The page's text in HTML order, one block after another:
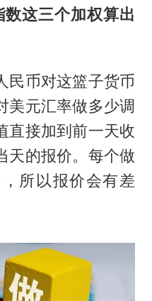
数这三个加权算出
民币对这篮子货币
美元汇率做多少调
直接加到前一天收
天的报价。每个做
所以报价会有差